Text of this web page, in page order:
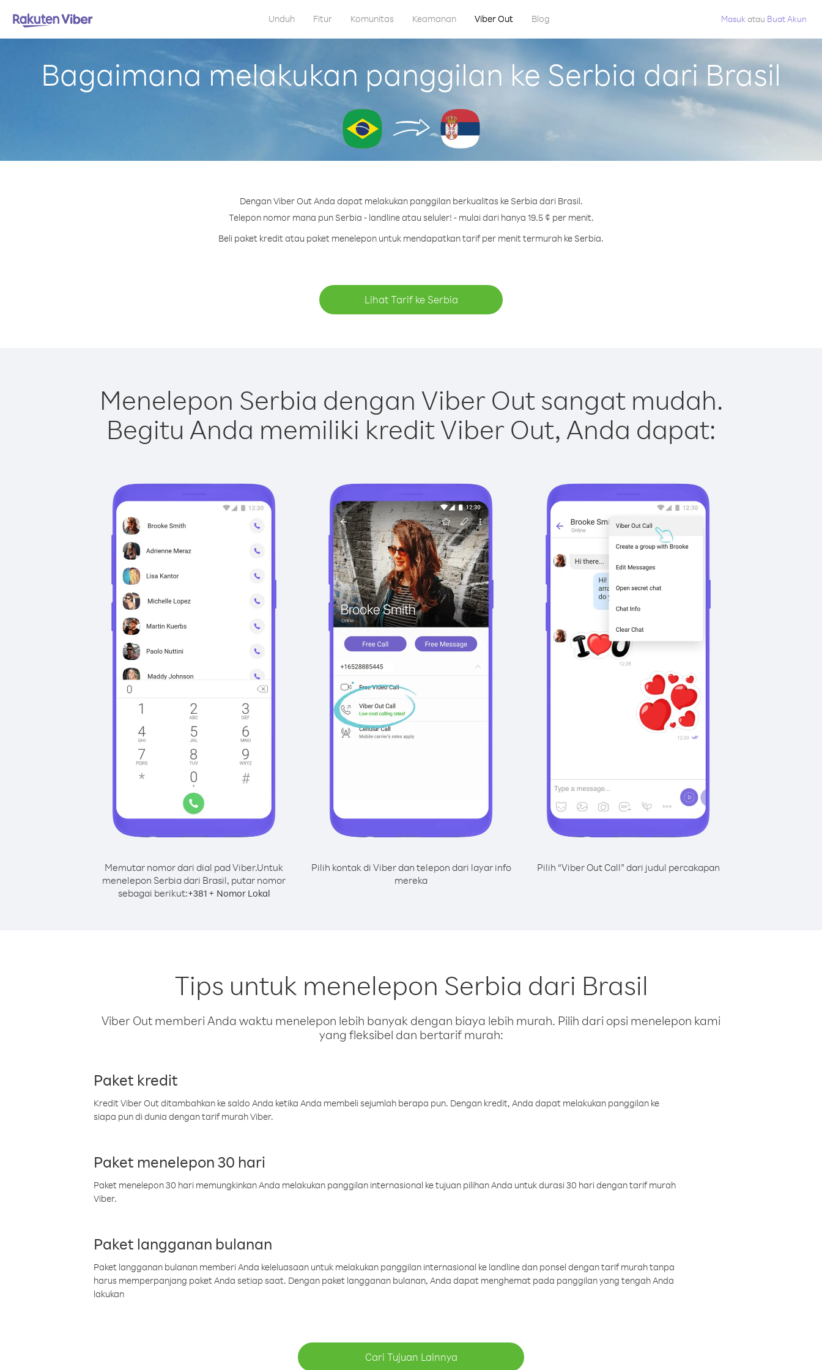
Unduh Fitur Komunitas Keamanan Viber Out Blog Masuk atau Buat Akun
Bagaimana melakukan panggilan ke Serbia dari Brasil
Dengan Viber Out Anda dapat melakukan panggilan berkualitas ke Serbia dari Brasil.
Telepon nomor mana pun Serbia - landline atau seluler! - mulai dari hanya 19.5 ¢ per menit.
Beli paket kredit atau paket menelepon untuk mendapatkan tarif per menit termurah ke Serbia.
Lihat Tarif ke Serbia
Menelepon Serbia dengan Viber Out sangat mudah.
Begitu Anda memiliki kredit Viber Out, Anda dapat:
Memutar nomor dari dial pad Viber.Untuk
menelepon Serbia dari Brasil, putar nomor
sebagai berikut:+381+ Nomor Lokal
Pilih kontak di Viber dan telepon dari layar info
mereka
Pilih “Viber Out Call” dari judul percakapan
Tips untuk menelepon Serbia dari Brasil
Viber Out memberi Anda waktu menelepon lebih banyak dengan biaya lebih murah. Pilih dari opsi menelepon kami
yang fleksibel dan bertarif murah:
Paket kredit
Kredit Viber Out ditambahkan ke saldo Anda ketika Anda membeli sejumlah berapa pun. Dengan kredit, Anda dapat melakukan panggilan ke
siapa pun di dunia dengan tarif murah Viber.
Paket menelepon 30 hari
Paket menelepon 30 hari memungkinkan Anda melakukan panggilan internasional ke tujuan pilihan Anda untuk durasi 30 hari dengan tarif murah
Viber.
Paket langganan bulanan
Paket langganan bulanan memberi Anda keleluasaan untuk melakukan panggilan internasional ke landline dan ponsel dengan tarif murah tanpa
harus memperpanjang paket Anda setiap saat. Dengan paket langganan bulanan, Anda dapat menghemat pada panggilan yang tengah Anda
lakukan
Cari Tujuan Lainnya